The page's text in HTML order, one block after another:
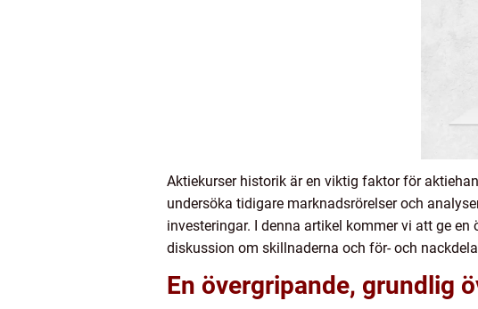
Aktiekurser historik är en viktig faktor för
undersöka tidigare marknadsrörelser och
investeringar. I denna artikel kommer vi att ge
diskussion om skillnaderna och för- och
En övergripande, grundlig